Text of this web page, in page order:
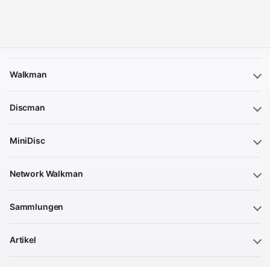
Walkman
Discman
MiniDisc
Network Walkman
Sammlungen
Artikel